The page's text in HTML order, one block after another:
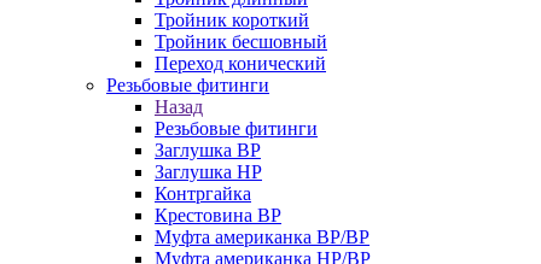
Тройник короткий
Тройник бесшовный
Переход конический
Резьбовые фитинги
Назад
Резьбовые фитинги
Заглушка ВР
Заглушка НР
Контргайка
Крестовина ВР
Муфта американка ВР/ВР
Муфта американка НР/ВР